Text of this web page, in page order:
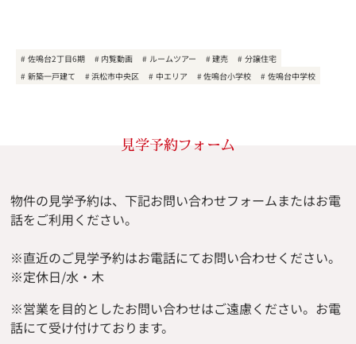
佐鳴台2丁目6期 内覧動画 ルームツアー 建売
分譲住宅
新築一戸建て
浜松市中央区 中エリア 佐鳴台小学校 佐鳴台中学校
見学予約フォーム
物件の見学予約は、下記お問い合わせフォームまたはお電
話をご利用ください。
※直近のご見学予約はお電話にてお問い合わせください。
※定休日/水・木
※営業を目的としたお問い合わせはご遠慮ください。 お電
話にて受け付けております。